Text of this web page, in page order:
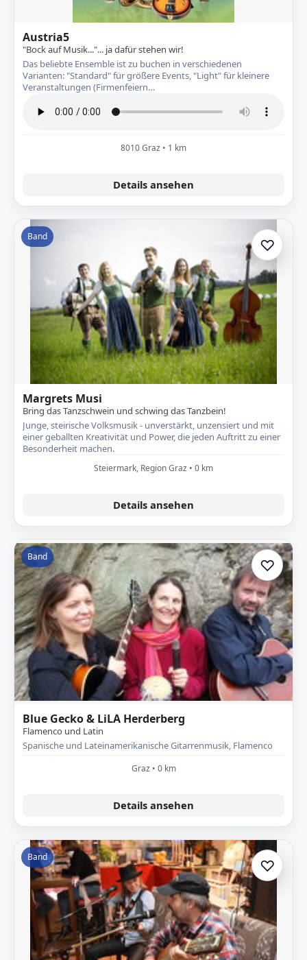
Austria5
"Bock auf Musik..."... ja dafür stehen wir!
Das beliebte Ensemble ist zu buchen in verschiedenen
Varianten: "Standard" für größere Events, "Light" für kleinere
Veranstaltungen (Firmenfeiern…
8010 Graz • 1 km
Details ansehen
Band ♡Zur
Margrets Musi
Bring das Tanzschwein und schwing das Tanzbein!
Junge, steirische Volksmusik - unverstärkt, unzensiert und mit
einer geballten Kreativität und Power, die jeden Auftritt zu einer
Besonderheit machen.
Steiermark, Region Graz • 0 km
Details ansehen
Band ♡Zur
Blue Gecko & LiLA Herderberg
Flamenco und Latin
Spanische und Lateinamerikanische Gitarrenmusik, Flamenco
Graz • 0 km
Details ansehen
Band ♡Zur